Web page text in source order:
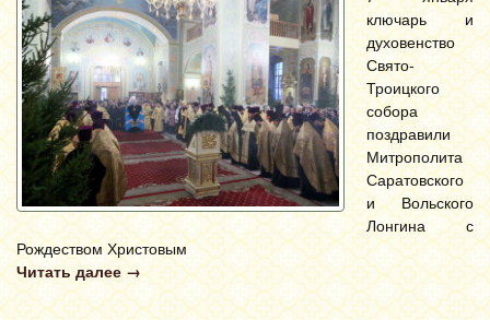
ключарь и
духовенство
Свято-
Троицкого
собора
поздравили
Митрополита
Саратовского
и Вольского
Лонгина с
Рождеством Христовым
Читать далее →